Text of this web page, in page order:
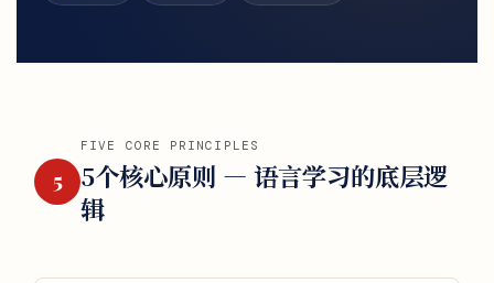
5
FIVE CORE PRINCIPLES
5个核心原则 — 语言学习的底层逻
辑